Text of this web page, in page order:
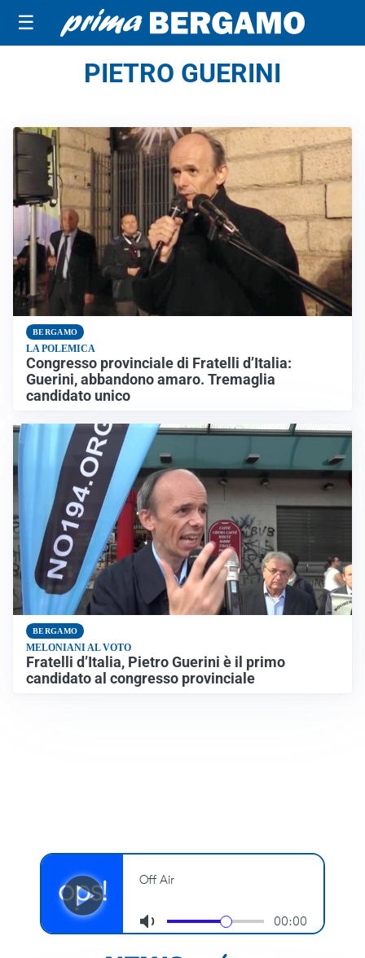
☰
PIETRO GUERINI
BERGAMO
LA POLEMICA
Congresso provinciale di Fratelli d’Italia:
Guerini, abbandono amaro. Tremaglia
candidato unico
BERGAMO
MELONIANI AL VOTO
Fratelli d’Italia, Pietro Guerini è il primo
candidato al congresso provinciale